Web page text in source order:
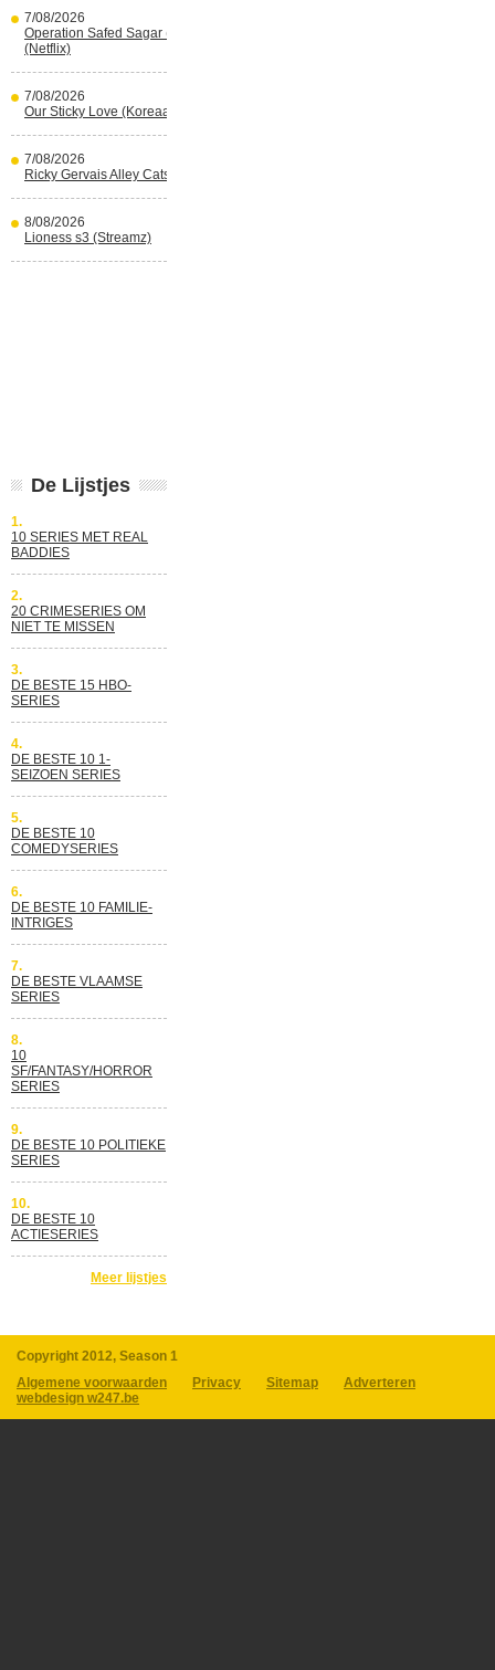
7/08/2026
Operation Safed Sagar (Indisch)
(Netflix)
7/08/2026
Our Sticky Love (Koreaans) (Netflix)
7/08/2026
Ricky Gervais Alley Cats (Netflix)
8/08/2026
Lioness s3 (Streamz)
De Lijstjes
1.
10 SERIES MET REAL
BADDIES
2.
20 CRIMESERIES OM
NIET TE MISSEN
3.
DE BESTE 15 HBO-
SERIES
4.
DE BESTE 10 1-
SEIZOEN SERIES
5.
DE BESTE 10
COMEDYSERIES
6.
DE BESTE 10 FAMILIE-
INTRIGES
7.
DE BESTE VLAAMSE
SERIES
8.
10
SF/FANTASY/HORROR
SERIES
9.
DE BESTE 10 POLITIEKE
SERIES
10.
DE BESTE 10
ACTIESERIES
Meer lijstjes
Copyright 2012, Season 1
Algemene voorwaarden
Privacy Sitemap
Adverteren
webdesign w247.be